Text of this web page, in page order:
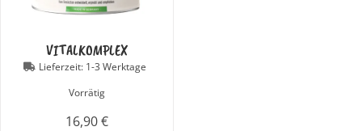
VITALKOMPLEX
Lieferzeit: 1-3 Werktage
Vorrätig
16,90€